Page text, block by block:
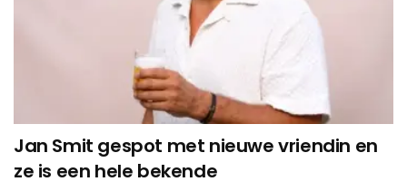
Jan Smit gespot met nieuwe vriendin en
ze is een hele bekende